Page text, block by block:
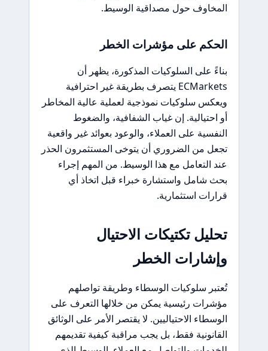
المخاوف حول مصداقية الوسيط.
الحكم على مؤشرات الخطر
بناءً على السلوكيات المذكورة، يظهر أن
ECMarkets يتصرف بطريقة غير احترافية
ويعكس سلوكيات نموذجية لعملية عالية المخاطر
أو احتيالية. إن غياب الشفافية، والضغوط
النفسية على العملاء، والوعود بعوائد غير واقعية
تجعل من الضروري أن يتوخى المستثمرون الحذر
عند التعامل مع هذا الوسيط. من المهم إجراء
بحث شامل واستشارة خبراء قبل اتخاذ أي
قرارات استثمارية.
تحليل تكتيكات الاحتيال
وإشارات الخطر
تُعتبر سلوكيات الوسطاء وطريقة تواصلهم
مؤشرات رئيسية يمكن من خلالها التعرف على
الوسطاء الاحتياليين. لا يقتصر الأمر على الوثائق
القانونية فقط، بل يجب مراقبة كيفية تقديمهم